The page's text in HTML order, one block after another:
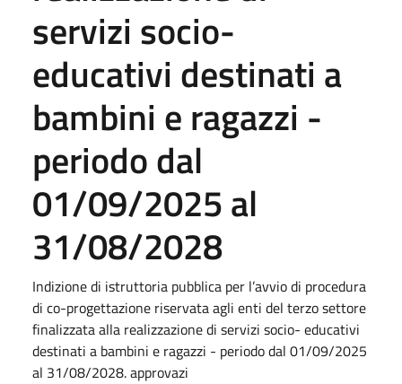
servizi socio-
educativi destinati a
bambini e ragazzi -
periodo dal
01/09/2025 al
31/08/2028
Indizione di istruttoria pubblica per l’avvio di procedura
di co-progettazione riservata agli enti del terzo settore
finalizzata alla realizzazione di servizi socio- educativi
destinati a bambini e ragazzi - periodo dal 01/09/2025
al 31/08/2028. approvazi